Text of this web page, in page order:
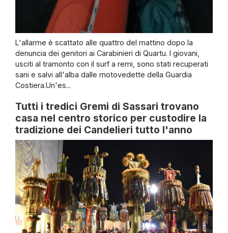
L'allarme è scattato alle quattro del mattino dopo la
denuncia dei genitori ai Carabinieri di Quartu. I giovani,
usciti al tramonto con il surf a remi, sono stati recuperati
sani e salvi all'alba dalle motovedette della Guardia
Costiera.Un'es...
Tutti i tredici Gremi di Sassari trovano
casa nel centro storico per custodire la
tradizione dei Candelieri tutto l'anno